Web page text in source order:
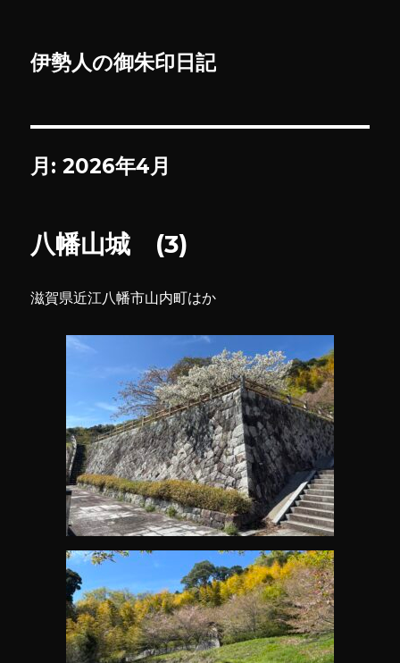
伊勢人の御朱印日記
月:2026年4月
八幡山城 (3)
滋賀県近江八幡市山内町はか